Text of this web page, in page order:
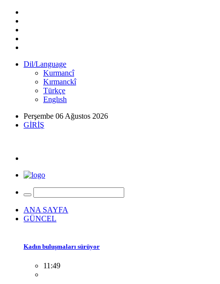
Dil/Language
Kurmancî
Kırmanckî
Türkçe
Englısh
Perşembe 06 Ağustos 2026
GİRİŞ
ANA SAYFA
GÜNCEL
Kadın buluşmaları sürüyor
11:49